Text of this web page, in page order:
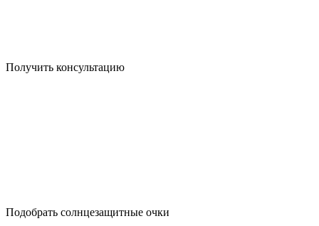
Получить консультацию
Подобрать солнцезащитные очки